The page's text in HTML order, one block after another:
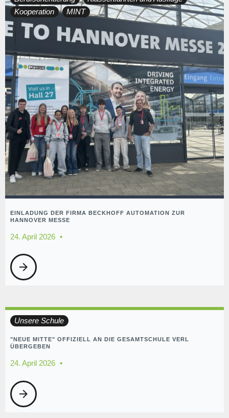
Kooperation
MINT
EINLADUNG DER FIRMA BECKHOFF AUTOMATION ZUR
HANNOVER MESSE
24. April 2026
arrow_forward
Unsere Schule
"NEUE MITTE" OFFIZIELL AN DIE GESAMTSCHULE VERL
ÜBERGEBEN
24. April 2026
arrow_forward